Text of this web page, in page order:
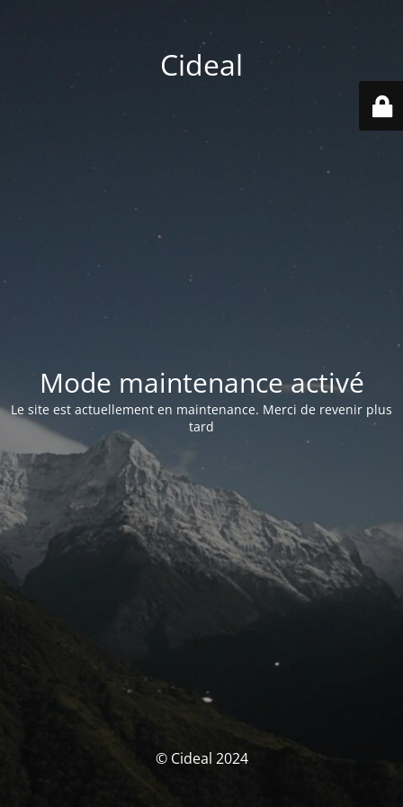
Cideal
Mode maintenance activé
Le site est actuellement en maintenance. Merci de revenir plus
tard
© Cideal 2024